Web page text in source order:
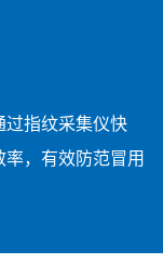
过指纹采集仪快
，有效防范冒用